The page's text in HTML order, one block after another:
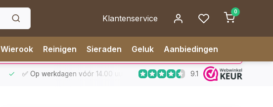
Klantenservice
0
Wierook Reinigen Sieraden Geluk Aanbiedingen
✅ Op werkdagen vóór 14.00 uur besteld, zelfde dag verzonden
9.1